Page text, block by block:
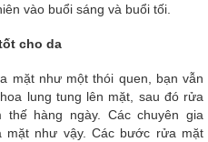
vào buổi sáng và buổi tối.
cho da
mặt như một thói quen, bạn vẫn
lung tung lên mặt, sau đó rửa
hàng ngày. Các chuyên gia
mặt như vậy. Các bước rửa mặt